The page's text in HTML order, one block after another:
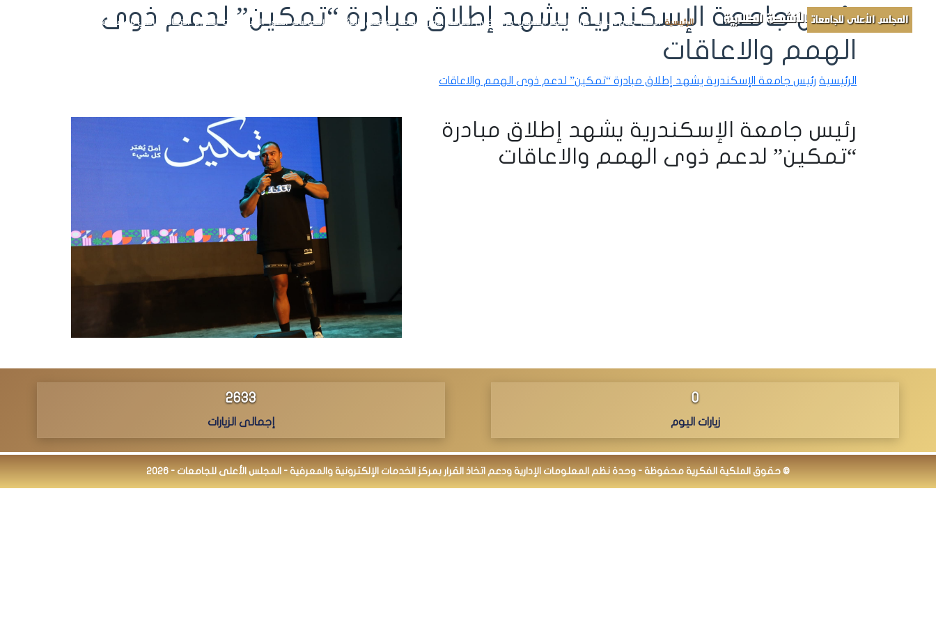
المجلس الأعلى للجامعات الأنشطة الطلابية الرئيسية الأخبار مبادرة بداية مراكز الدعم النفسي مراكز ذوي الإعاقة الإدارة العامة للوافدين الأنشطة الإحصائيات الصور الفيديوهات التقارير الاتحاد الرياضي للجامعات
رئيس جامعة الإسكندرية يشهد إطلاق مبادرة “تمكين” لدعم ذوى
الهمم والاعاقات
الرئيسية رئيس جامعة الإسكندرية يشهد إطلاق مبادرة “تمكين” لدعم ذوى الهمم والاعاقات
رئيس جامعة الإسكندرية يشهد إطلاق مبادرة
“تمكين” لدعم ذوى الهمم والاعاقات
0
زيارات اليوم
2752
إجمالى الزيارات
© حقوق الملكية الفكرية محفوظة - وحدة نظم المعلومات الإدارية ودعم اتخاذ القرار بمركز الخدمات الإلكترونية والمعرفية - المجلس الأعلى للجامعات - 2026